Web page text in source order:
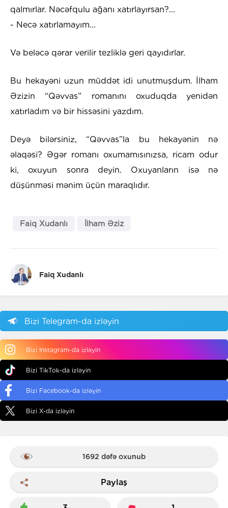
qalmırlar. Nəcəfqulu ağanı xatırlayırsan?...
- Necə xatırlamayım...
Və beləcə qərar verilir tezliklə geri qayıdırlar.
Bu hekayəni uzun müddət idi unutmuşdum. İlham
Əzizin “Qəvvas” romanını oxuduqda yenidən
xatırladım və bir hissəsini yazdım.
Deyə bilərsiniz, “Qəvvas”la bu hekayənin nə
əlaqəsi? Əgər romanı oxumamısınızsa, ricam odur
ki, oxuyun sonra deyin. Oxuyanların isə nə
düşünməsi mənim üçün maraqlıdır.
Faiq Xudanlı İlham Əziz
Faiq Xudanlı
Bizi Telegram-da izləyin
Bizi Instagram-da izləyin
Bizi TikTok-da izləyin
Bizi Facebook-da izləyin
Bizi X-da izləyin
1692 dəfə oxunub
Paylaş